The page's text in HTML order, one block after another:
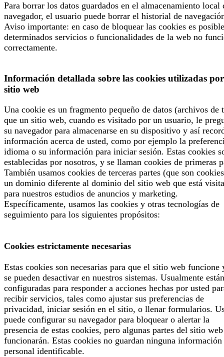
Para borrar los datos guardados en el almacenamiento local
navegador, el usuario puede borrar el historial de
Aviso importante: en caso de bloquear las cookies es
determinados servicios o funcionalidades de la web no
correctamente.
Información detallada sobre las cookies utilizadas por
sitio web
Una cookie es un fragmento pequeño de datos (archivos de
que un sitio web, cuando es visitado por un usuario, le
su navegador para almacenarse en su dispositivo y así
información acerca de usted, como por ejemplo la
idioma o su información para iniciar sesión. Estas cookies
establecidas por nosotros, y se llaman cookies de primeras
También usamos cookies de terceras partes (que son
un dominio diferente al dominio del sitio web que está
para nuestros estudios de anuncios y marketing.
Específicamente, usamos las cookies y otras tecnologías de
seguimiento para los siguientes propósitos:
Cookies estrictamente necesarias
Estas cookies son necesarias para que el sitio web funcione
se pueden desactivar en nuestros sistemas. Usualmente están
configuradas para responder a acciones hechas por usted
recibir servicios, tales como ajustar sus preferencias de
privacidad, iniciar sesión en el sitio, o llenar formularios.
puede configurar su navegador para bloquear o alertar la
presencia de estas cookies, pero algunas partes del sitio
funcionarán. Estas cookies no guardan ninguna información
personal identificable.